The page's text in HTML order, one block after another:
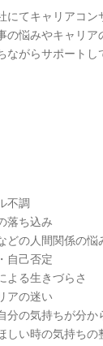
にてキャリアコ
の悩みやキャリア
ながらサポートし
不調
落ち込み
どの人間関係の悩
自己否定
よる生きづらさ
アの迷い
分の気持ちが分か
しい時の気持ちの